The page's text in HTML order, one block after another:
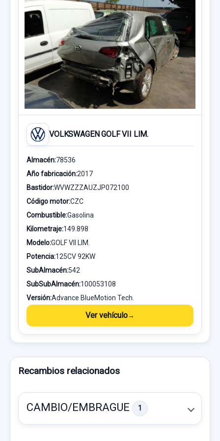
VOLKSWAGEN GOLF VII LIM.
Almacén:78536
Año fabricación:2017
Bastidor:WVWZZZAUZJP072100
Código motor:CZC
Combustible:Gasolina
Kilometraje:149.898
Modelo:GOLF VII LIM.
Potencia:125CV 92KW
SubAlmacén:542
SubSubAlmacén:100053108
Versión:Advance BlueMotion Tech.
Ver vehículo
Recambios relacionados
CAMBIO/EMBRAGUE 1